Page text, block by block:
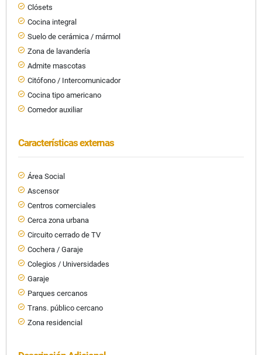
Clósets
Cocina integral
Suelo de cerámica / mármol
Zona de lavandería
Admite mascotas
Citófono / Intercomunicador
Cocina tipo americano
Comedor auxiliar
Características externas
Área Social
Ascensor
Centros comerciales
Cerca zona urbana
Circuito cerrado de TV
Cochera / Garaje
Colegios / Universidades
Garaje
Parques cercanos
Trans. público cercano
Zona residencial